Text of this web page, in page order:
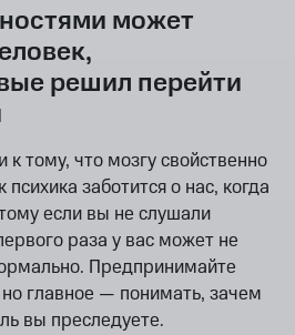
может
решил перейти
тому, что мозгу свойственно
заботится о нас, когда
если вы не слушали
раза у вас может не
Предпринимайте
главное — понимать, зачем
вы преследуете.